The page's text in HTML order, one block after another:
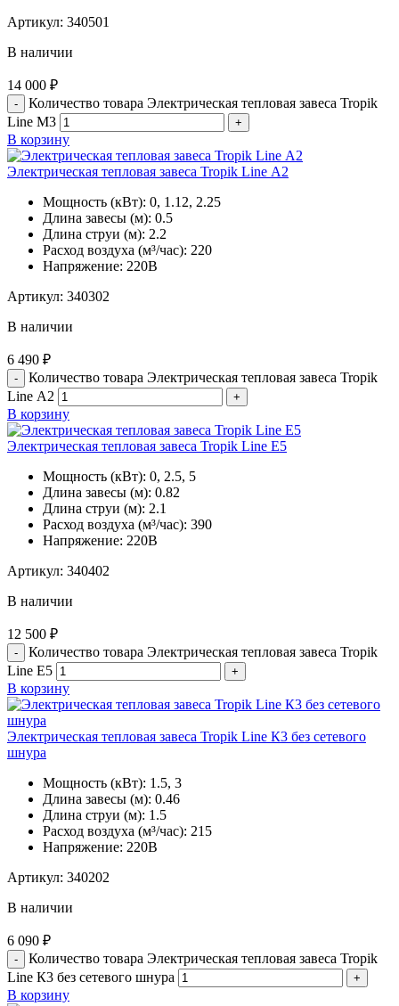
Артикул: 340501
В наличии
14 000 ₽
Количество товара Электрическая тепловая завеса Tropik
Line М3
В корзину
Электрическая тепловая завеса Tropik Line А2
Мощность (кВт): 0, 1.12, 2.25
Длина завесы (м): 0.5
Длина струи (м): 2.2
Расход воздуха (м³/час): 220
Напряжение: 220В
Артикул: 340302
В наличии
6 490 ₽
Количество товара Электрическая тепловая завеса Tropik
Line А2
В корзину
Электрическая тепловая завеса Tropik Line Е5
Мощность (кВт): 0, 2.5, 5
Длина завесы (м): 0.82
Длина струи (м): 2.1
Расход воздуха (м³/час): 390
Напряжение: 220В
Артикул: 340402
В наличии
12 500 ₽
Количество товара Электрическая тепловая завеса Tropik
Line Е5
В корзину
Электрическая тепловая завеса Tropik Line К3 без сетевого
шнура
Мощность (кВт): 1.5, 3
Длина завесы (м): 0.46
Длина струи (м): 1.5
Расход воздуха (м³/час): 215
Напряжение: 220В
Артикул: 340202
В наличии
6 090 ₽
Количество товара Электрическая тепловая завеса Tropik
Line К3 без сетевого шнура
В корзину